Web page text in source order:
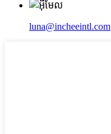
luna@incheeintl.com